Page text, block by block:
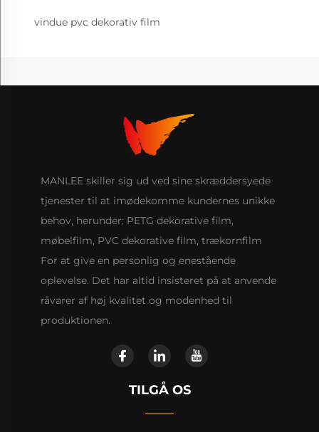
vindue pvc dekorativ film
MANLEE skiller sig ud ved sine skræddersyede
tjenester til at imødekomme kundernes unikke
behov, herunder: PETG dekorative film,
møbelfilm, PVC dekorative film, trækornfilm
For at give en personlig og enestående
oplevelse. Det har altid insisteret på at anvende
råvarer af høj kvalitet og modenhed til
produktionen.
TILGÅ OS